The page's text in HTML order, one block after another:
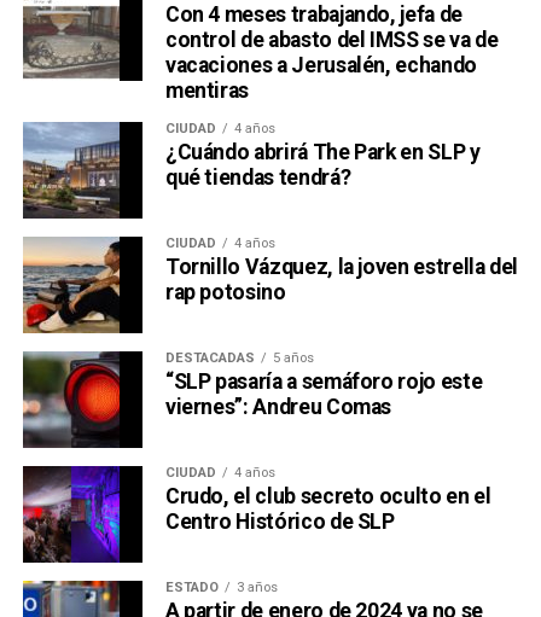
Con 4 meses trabajando, jefa de
control de abasto del IMSS se va de
vacaciones a Jerusalén, echando
mentiras
CIUDAD 4 años
¿Cuándo abrirá The Park en SLP y
qué tiendas tendrá?
CIUDAD 4 años
Tornillo Vázquez, la joven estrella del
rap potosino
DESTACADAS 5 años
“SLP pasaría a semáforo rojo este
viernes”: Andreu Comas
CIUDAD 4 años
Crudo, el club secreto oculto en el
Centro Histórico de SLP
ESTADO 3 años
A partir de enero de 2024 ya no se